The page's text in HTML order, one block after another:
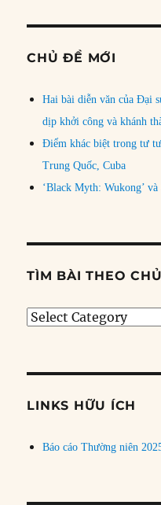
CHỦ ĐỀ MỚI
Hai bài diễn văn của Đại
dịp khởi công và khánh
Điểm khác biệt trong tư
Trung Quốc, Cuba
‘Black Myth: Wukong’
TÌM BÀI THEO
Tìm
đề
LINKS HỮU ÍCH
Báo cáo Thường niên